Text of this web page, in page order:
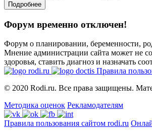
Подробнее
Форум временно отключен!
Форум о планировании, беременности,
Мнение администрации сайта может не
здоровья, ставить диагноз и назначать
Правила
© 2020 Rodi.ru. Все права защищены.
Методика оценок Рекламодателям
Правила пользования сайтом rodi.ru